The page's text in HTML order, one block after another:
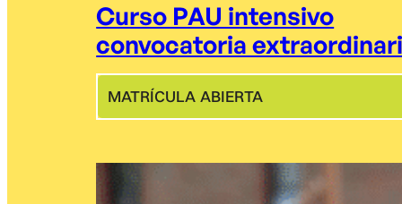
Curso PAU intensivo
convocatoria
MATRÍCULA ABIERTA